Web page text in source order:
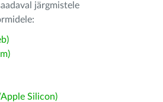
järgmistele
Silicon)